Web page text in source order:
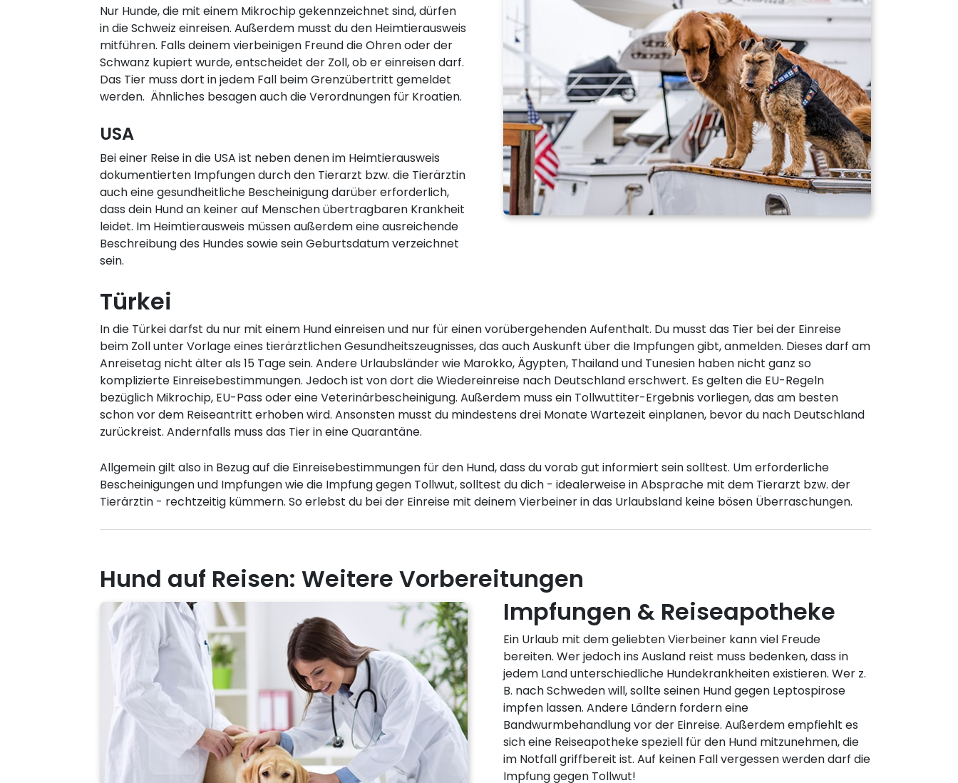
Nur Hunde, die mit einem Mikrochip gekennzeichnet sind, dürfen
in die Schweiz einreisen. Außerdem musst du den Heimtierausweis
mitführen. Falls deinem vierbeinigen Freund die Ohren oder der
Schwanz kupiert wurde, entscheidet der Zoll, ob er einreisen darf.
Das Tier muss dort in jedem Fall beim Grenzübertritt gemeldet
werden. Ähnliches besagen auch die Verordnungen für Kroatien.
USA
Bei einer Reise in die USA ist neben denen im Heimtierausweis
dokumentierten Impfungen durch den Tierarzt bzw. die Tierärztin
auch eine gesundheitliche Bescheinigung darüber erforderlich,
dass dein Hund an keiner auf Menschen übertragbaren Krankheit
leidet. Im Heimtierausweis müssen außerdem eine ausreichende
Beschreibung des Hundes sowie sein Geburtsdatum verzeichnet
sein.
Türkei
In die Türkei darfst du nur mit einem Hund einreisen und nur für einen vorübergehenden Aufenthalt. Du musst das Tier bei der Einreise
beim Zoll unter Vorlage eines tierärztlichen Gesundheitszeugnisses, das auch Auskunft über die Impfungen gibt, anmelden. Dieses darf am
Anreisetag nicht älter als 15 Tage sein. Andere Urlaubsländer wie Marokko, Ägypten, Thailand und Tunesien haben nicht ganz so
komplizierte Einreisebestimmungen. Jedoch ist von dort die Wiedereinreise nach Deutschland erschwert. Es gelten die EU-Regeln
bezüglich Mikrochip, EU-Pass oder eine Veterinärbescheinigung. Außerdem muss ein Tollwuttiter-Ergebnis vorliegen, das am besten
schon vor dem Reiseantritt erhoben wird. Ansonsten musst du mindestens drei Monate Wartezeit einplanen, bevor du nach Deutschland
zurückreist. Andernfalls muss das Tier in eine Quarantäne.
Allgemein gilt also in Bezug auf die Einreisebestimmungen für den Hund, dass du vorab gut informiert sein solltest. Um erforderliche
Bescheinigungen und Impfungen wie die Impfung gegen Tollwut, solltest du dich - idealerweise in Absprache mit dem Tierarzt bzw. der
Tierärztin - rechtzeitig kümmern. So erlebst du bei der Einreise mit deinem Vierbeiner in das Urlaubsland keine bösen Überraschungen.
Hund auf Reisen: Weitere Vorbereitungen
Impfungen & Reiseapotheke
Ein Urlaub mit dem geliebten Vierbeiner kann viel Freude
bereiten. Wer jedoch ins Ausland reist muss bedenken, dass in
jedem Land unterschiedliche Hundekrankheiten existieren. Wer z.
B. nach Schweden will, sollte seinen Hund gegen Leptospirose
impfen lassen. Andere Ländern fordern eine
Bandwurmbehandlung vor der Einreise. Außerdem empfiehlt es
sich eine Reiseapotheke speziell für den Hund mitzunehmen, die
im Notfall griffbereit ist. Auf keinen Fall vergessen werden darf die
Impfung gegen Tollwut!